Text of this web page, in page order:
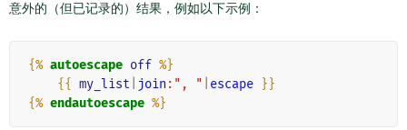
意外的（但已记录的）结果，例如以下示例：
{% autoescape off %}
{{ my_list join :", " escape }}
{% endautoescape %}